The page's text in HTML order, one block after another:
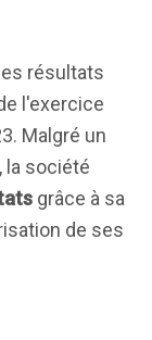
résultats
l'exercice
Malgré un
la société
grâce à sa
de ses